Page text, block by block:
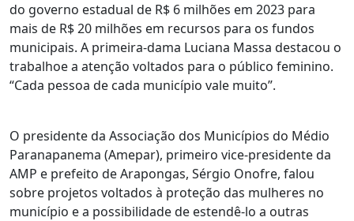
do governo estadual de R$ 6 milhões em 2023 para
mais de R$ 20 milhões em recursos para os fundos
municipais. A primeira-dama Luciana Massa destacou o
trabalhoe a atenção voltados para o público feminino.
“Cada pessoa de cada município vale muito”.
O presidente da Associação dos Municípios do Médio
Paranapanema (Amepar), primeiro vice-presidente da
AMP e prefeito de Arapongas, Sérgio Onofre, falou
sobre projetos voltados à proteção das mulheres no
município e a possibilidade de estendê-lo a outras